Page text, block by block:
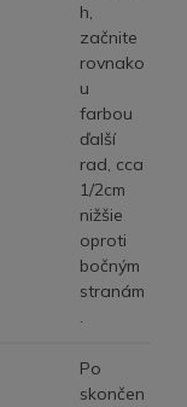
h,
začnite
rovnako
u
farbou
ďalší
rad, cca
1/2cm
nižšie
oproti
bočným
stranám
.
Po
skončen